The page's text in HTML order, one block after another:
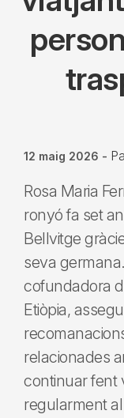
12 maig 2026 -
Rosa Maria
ronyó fa set
Bellvitge
seva
cofundadora
Etiòpia,
relacionades
continuar fent
regularment